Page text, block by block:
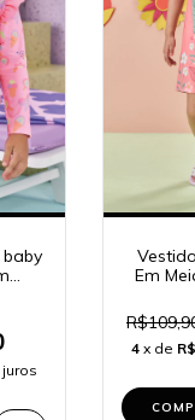
Em
4 x de